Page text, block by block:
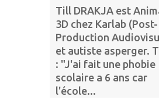
Till DRAKJA est
3D chez Karlab (Post-
Production
et autiste asperger.
: "J'ai fait une phobie
scolaire a 6 ans car
l'école...